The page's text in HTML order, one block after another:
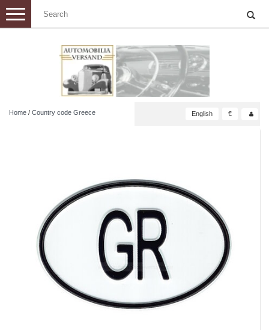
Toggle
navigation
Home / Country code Greece English €